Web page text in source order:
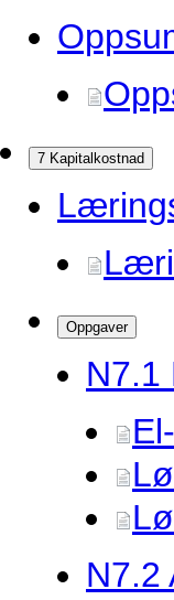
7 Kapitalkostnad
Oppgaver
N7.1
N7.2